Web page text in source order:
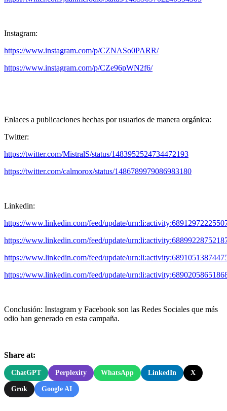
Instagram:
https://www.instagram.com/p/CZNASo0PARR/
https://www.instagram.com/p/CZe96pWN2f6/
Enlaces a publicaciones hechas por usuarios de manera orgánica:
Twitter:
https://twitter.com/MistralS/status/1483952524734472193
https://twitter.com/calmorox/status/1486789979086983180
Linkedin:
https://www.linkedin.com/feed/update/
https://www.linkedin.com/feed/update/
https://www.linkedin.com/feed/update/
https://www.linkedin.com/feed/update/
Conclusión: Instagram y Facebook son las Redes Sociales que más
odio han generado en esta campaña.
Share at:
ChatGPT Perplexity WhatsApp LinkedIn X
Grok Google AI